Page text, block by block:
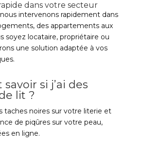
dans votre secteur
intervenons rapidement dans
des appartements aux
soyez locataire, propriétaire ou
une solution adaptée à vos
si j’ai des
lit ?
taches noires sur votre literie et
de piqûres sur votre peau,
en ligne.